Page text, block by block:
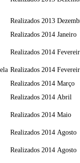
Realizados 2013
Realizados 2014 Janeiro
Realizados 2014
Realizados 2014
Realizados 2014 Março
Realizados 2014 Abril
Realizados 2014 Maio
Realizados 2014 Agosto
Realizados 2014 Agosto